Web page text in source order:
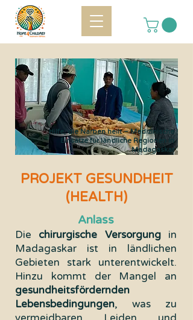
Hilfe, die Narben heilt – Medizinische
Einsätze für ländliche Regionen in
Madagaskar
PROJEKT GESUNDHEIT
(HEALTH)
Anlass
Die chirurgische Versorgungin
Madagaskar ist in ländlichen
Gebieten stark unterentwickelt.
Hinzu kommt der Mangel an
gesundheitsfördernden
Lebensbedingungen, was zu